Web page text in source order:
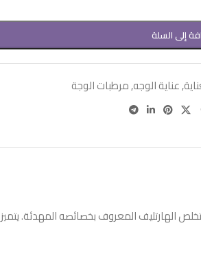
إلى السلة
,عناية الوجه,مرطبات الوجة
الهارتليف المعروف بخصائصه المهدئة. يتميز